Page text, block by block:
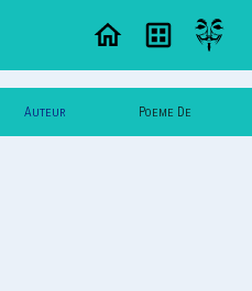
Auteur Poeme De